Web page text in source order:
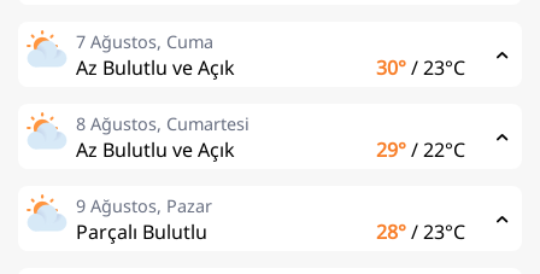
7 Ağustos, Cuma
Az Bulutlu ve Açık 30°/23°C
8 Ağustos, Cumartesi
Az Bulutlu ve Açık 29°/22°C
9 Ağustos, Pazar
Parçalı Bulutlu 28°/23°C